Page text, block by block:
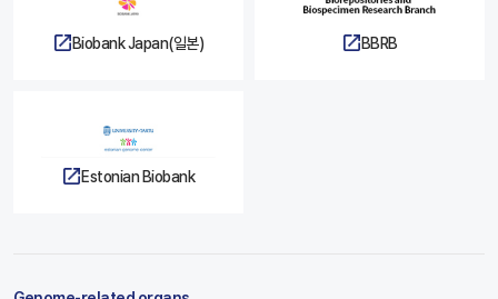
Biobank Japan(일본) BBRB
Estonian Biobank